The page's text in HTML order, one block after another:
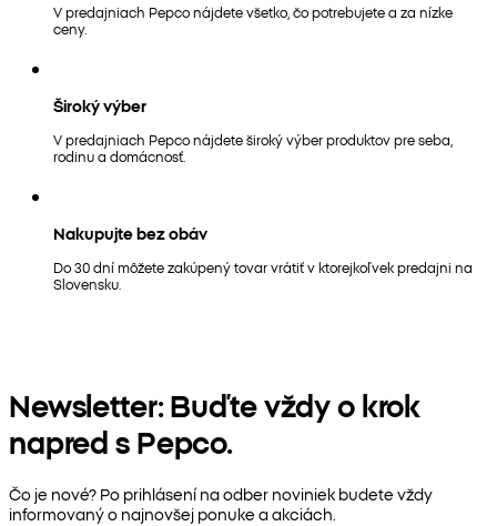
V predajniach Pepco nájdete všetko, čo potrebujete a za nízke
ceny.
Široký výber
V predajniach Pepco nájdete široký výber produktov pre seba,
rodinu a domácnosť.
Nakupujte bez obáv
Do 30 dní môžete zakúpený tovar vrátiť v ktorejkoľvek predajni na
Slovensku.
Newsletter: Buďte vždy o krok
napred s Pepco.
Čo je nové? Po prihlásení na odber noviniek budete vždy
informovaný o najnovšej ponuke a akciách.